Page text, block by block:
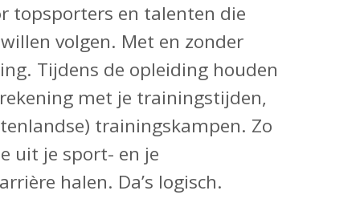
topsporters en talenten die
volgen. Met en zonder
Tijdens de opleiding houden
met je trainingstijden,
trainingskampen. Zo
uit je sport- en je
halen. Da’s logisch.